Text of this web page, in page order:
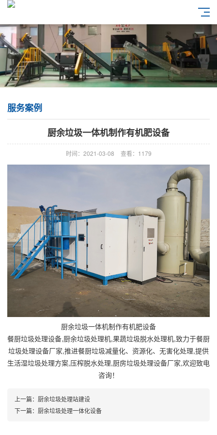
服务案例
厨余垃圾一体机制作有机肥设备
时间：2021-03-08 查看：1179
厨余垃圾一体机制作有机肥设备
餐厨垃圾处理设备,厨余垃圾处理机,果蔬垃圾脱水处理机,致力于餐厨
垃圾处理设备厂家,推进餐厨垃圾减量化、资源化、无害化处理,提供
生活湿垃圾处理方案,压榨脱水处理,厨房垃圾处理设备厂家,欢迎致电
咨询！
上一篇： 厨余垃圾处理站建设
下一篇： 厨余垃圾处理一体化设备